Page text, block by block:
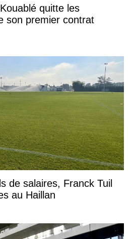
quitte les
son premier contrat
de salaires, Franck Tuil
au Haillan